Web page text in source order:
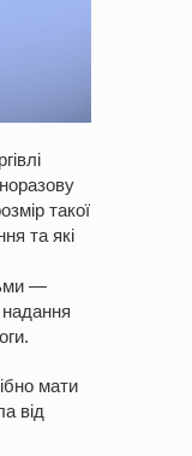
такої
та які
—
мати
від